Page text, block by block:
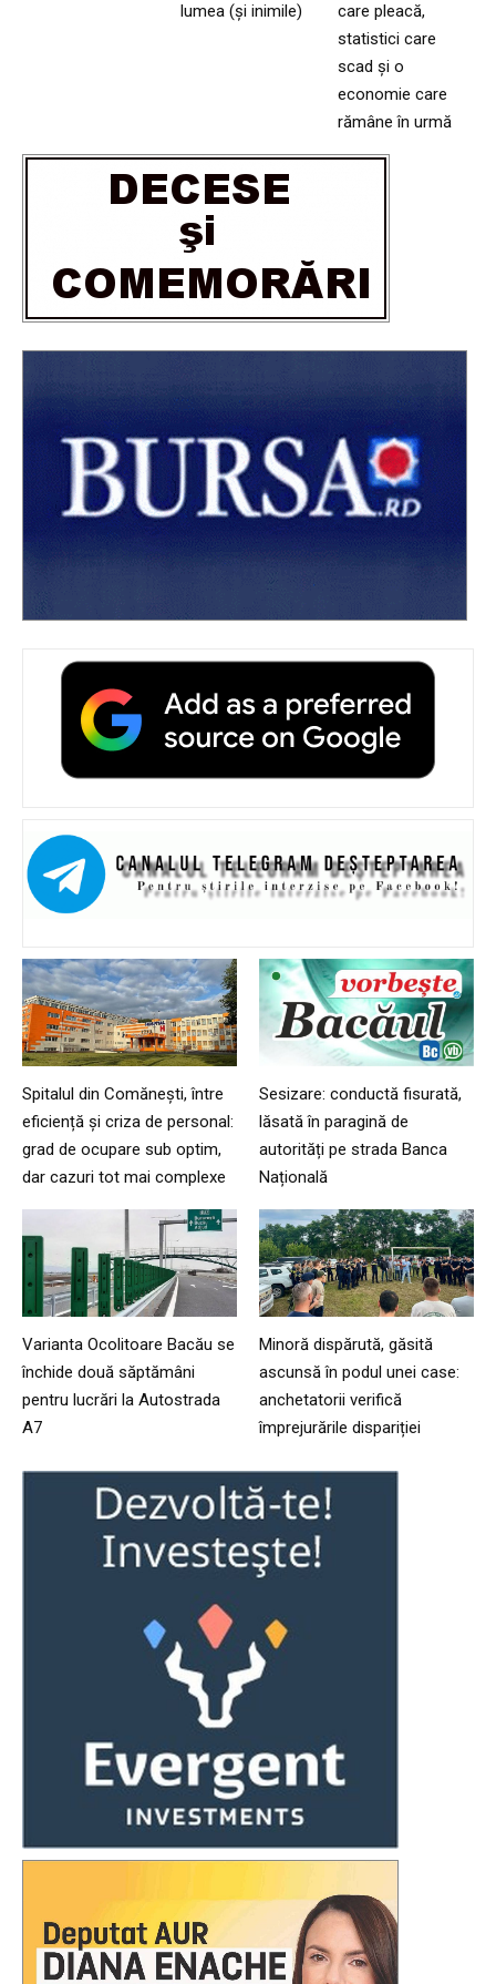
lumea (și inimile)
care pleacă,
statistici care
scad și o
economie care
rămâne în urmă
Spitalul din Comănești, între
eficiență și criza de personal:
grad de ocupare sub optim,
dar cazuri tot mai complexe
Sesizare: conductă fisurată,
lăsată în paragină de
autorități pe strada Banca
Națională
Varianta Ocolitoare Bacău se
închide două săptămâni
pentru lucrări la Autostrada
A7
Minoră dispărută, găsită
ascunsă în podul unei case:
anchetatorii verifică
împrejurările dispariției